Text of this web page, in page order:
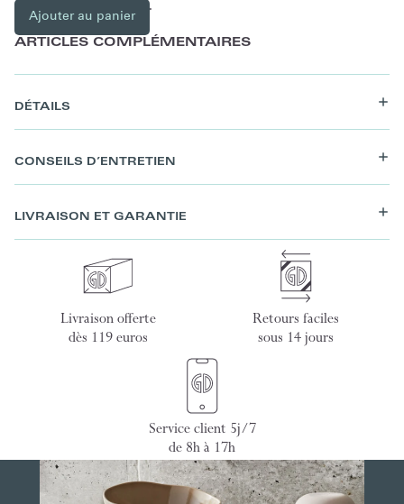
Ajouter au panier
ARTICLES COMPLÉMENTAIRES
DÉTAILS
CONSEILS D’ENTRETIEN
LIVRAISON ET GARANTIE
Livraison offerte
dès 119 euros
Retours faciles
sous 14 jours
Service client 5j/7
de 8h à 17h